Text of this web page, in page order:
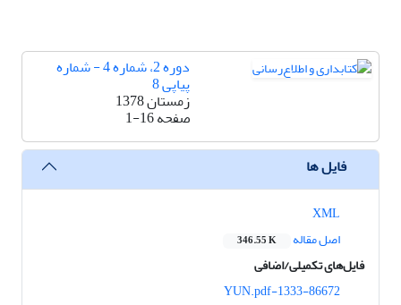
دوره 2، شماره 4 - شماره
پیاپی 8
زمستان 1378
صفحه1-16
فایل ها
اصل مقاله
346.55 K
فایل‌های تکمیلی/اضافی
1333-86672-YUN.pdf